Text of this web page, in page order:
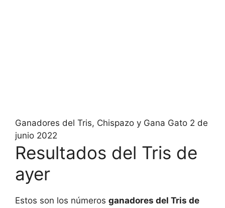
Ganadores del Tris, Chispazo y Gana Gato 2 de
junio 2022
Resultados del Tris de
ayer
Estos son los números ganadores del Tris de